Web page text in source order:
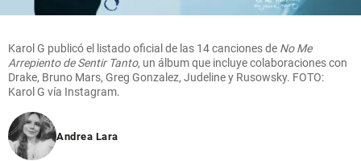
Karol G publicó el listado oficial de las 14 canciones de No Me
Arrepiento de Sentir Tanto, un álbum que incluye colaboraciones con
Drake, Bruno Mars, Greg Gonzalez, Judeline y Rusowsky. FOTO:
Karol G vía Instagram.
Andrea Lara